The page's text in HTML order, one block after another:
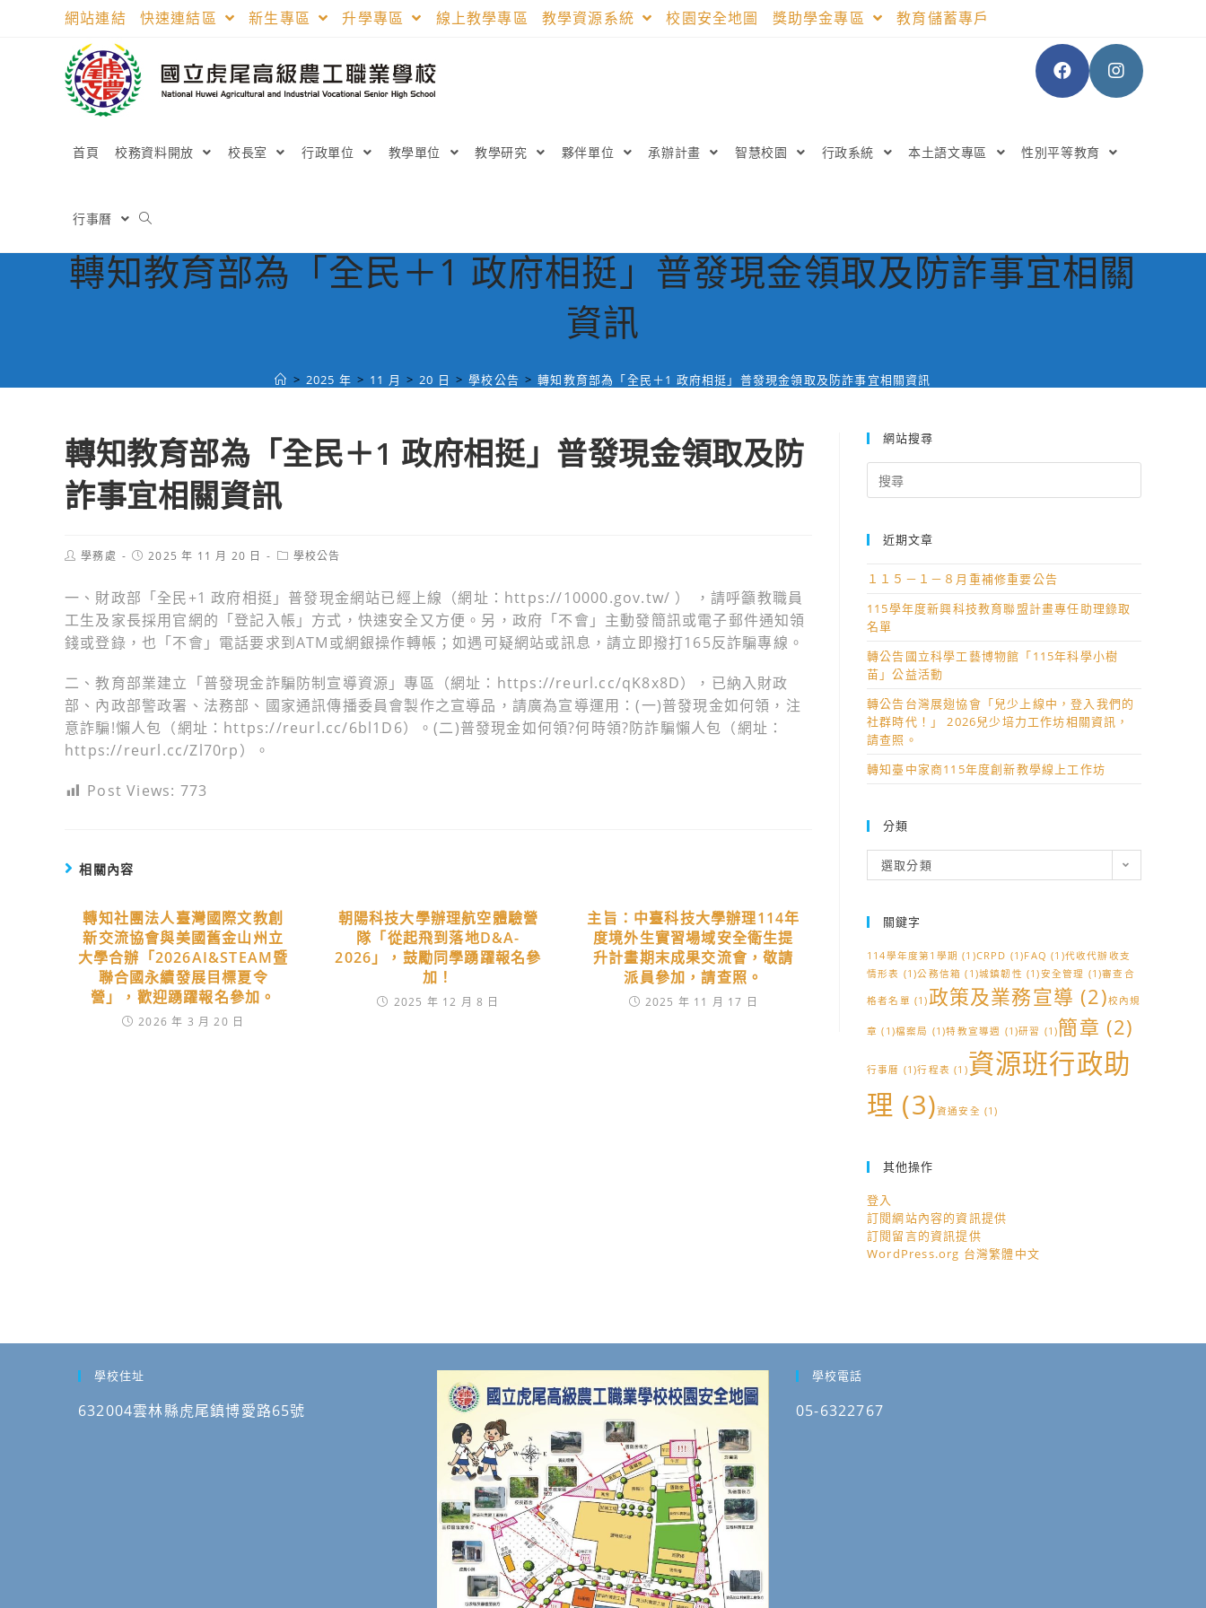
網站連結 快速連結區 新生專區 升學專區 線上教學專區 教學資源系統 校園安全地圖 獎助學金專區 教育儲蓄專戶
首頁 校務資料開放 校長室 行政單位 教學單位 教學研究 夥伴單位 承辦計畫 智慧校園 行政系統 本土語文專區 性別平等教育
行事曆
轉知教育部為「全民＋1 政府相挺」普發現金領取及防詐事宜相關
資訊
> 2025 年 > 11 月 > 20 日 > 學校公告 > 轉知教育部為「全民＋1 政府相挺」普發現金領取及防詐事宜相關資訊
轉知教育部為「全民＋1 政府相挺」普發現金領取及防
詐事宜相關資訊
Post學務處
Post2025 年 11 月 20 日
Post學校公告
一、財政部「全民+1 政府相挺」普發現金網站已經上線（網址：https://10000.gov.tw/ ） ，請呼籲教職員
工生及家長採用官網的「登記入帳」方式，快速安全又方便。另，政府「不會」主動發簡訊或電子郵件通知領
錢或登錄，也「不會」電話要求到ATM或網銀操作轉帳；如遇可疑網站或訊息，請立即撥打165反詐騙專線。
二、教育部業建立「普發現金詐騙防制宣導資源」專區（網址：https://reurl.cc/qK8x8D），已納入財政
部、內政部警政署、法務部、國家通訊傳播委員會製作之宣導品，請廣為宣導運用：(一)普發現金如何領，注
意詐騙!懶人包（網址：https://reurl.cc/6bl1D6）。(二)普發現金如何領?何時領?防詐騙懶人包（網址：
https://reurl.cc/Zl70rp）。
Post Views: 773
相關內容
轉知社團法人臺灣國際文教創
新交流協會與美國舊金山州立
大學合辦「2026AI&STEAM暨
聯合國永續發展目標夏令
營」，歡迎踴躍報名參加。
2026 年 3 月 20 日
朝陽科技大學辦理航空體驗營
隊「從起飛到落地D&A-
2026」，鼓勵同學踴躍報名參
加！
2025 年 12 月 8 日
主旨：中臺科技大學辦理114年
度境外生實習場域安全衛生提
升計畫期末成果交流會，敬請
派員參加，請查照。
2025 年 11 月 17 日
網站搜尋
for:
近期文章
１１５－１－８月重補修重要公告
115學年度新興科技教育聯盟計畫專任助理錄取
名單
轉公告國立科學工藝博物館「115年科學小樹
苗」公益活動
轉公告台灣展翅協會「兒少上線中，登入我們的
社群時代！」 2026兒少培力工作坊相關資訊，
請查照。
轉知臺中家商115年度創新教學線上工作坊
分類
類
選取分類
關鍵字
114學年度第1學期 (1)CRPD (1)FAQ (1)代收代辦收支
情形表 (1)公務信箱 (1)城鎮韌性 (1)安全管理 (1)審查合
格者名單 (1)政策及業務宣導 (2)校內規
章 (1)檔案局 (1)特教宣導週 (1)研習 (1)簡章 (2)
行事曆 (1)行程表 (1)資源班行政助
理 (3)資通安全 (1)
其他操作
登入
訂閱網站內容的資訊提供
訂閱留言的資訊提供
WordPress.org 台灣繁體中文
學校住址
632004雲林縣虎尾鎮博愛路65號
學校電話
05-6322767